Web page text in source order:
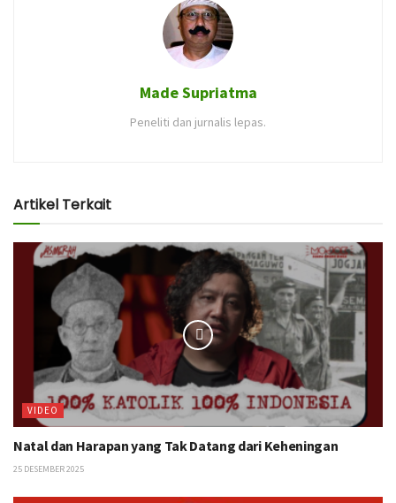
Made Supriatma
Peneliti dan jurnalis lepas.
Artikel Terkait
VIDEO
Natal dan Harapan yang Tak Datang dari Keheningan
25 DESEMBER 2025